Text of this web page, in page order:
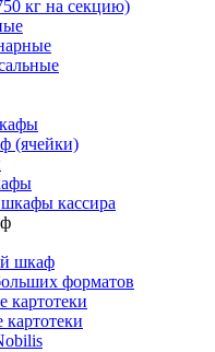
кг на секцию)
(ячейки)
кассира
шкаф
форматов
картотеки